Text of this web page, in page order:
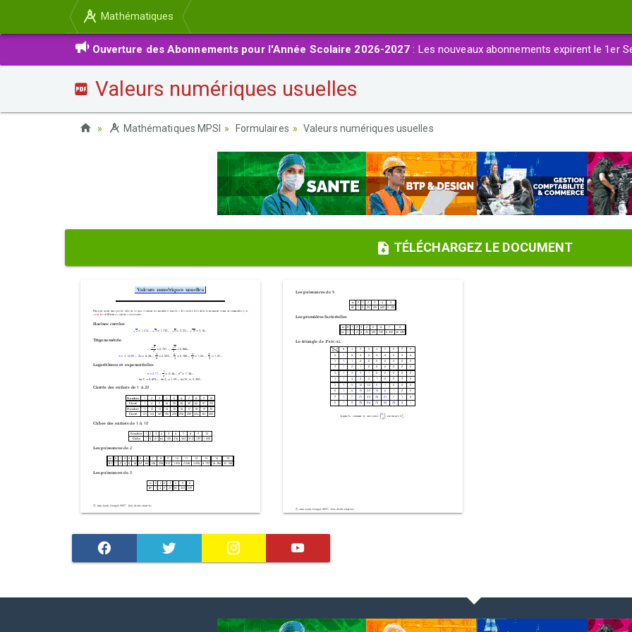
Mathématiques
Ouverture des Abonnements pour l'Année Scolaire 2026-2027 : Les nouveaux abonnements expirent le 1er
Valeurs numériques usuelles
Mathématiques MPSI Formulaires Valeurs numériques usuelles
TÉLÉCHARGEZ LE DOCUMENT